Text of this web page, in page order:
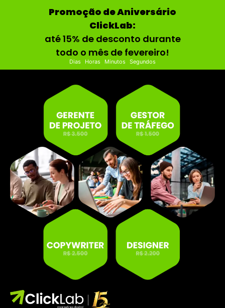
Promoção de Aniversário
ClickLab:
até 15% de desconto durante
todo o mês de fevereiro!
Dias Horas Minutos Segundos